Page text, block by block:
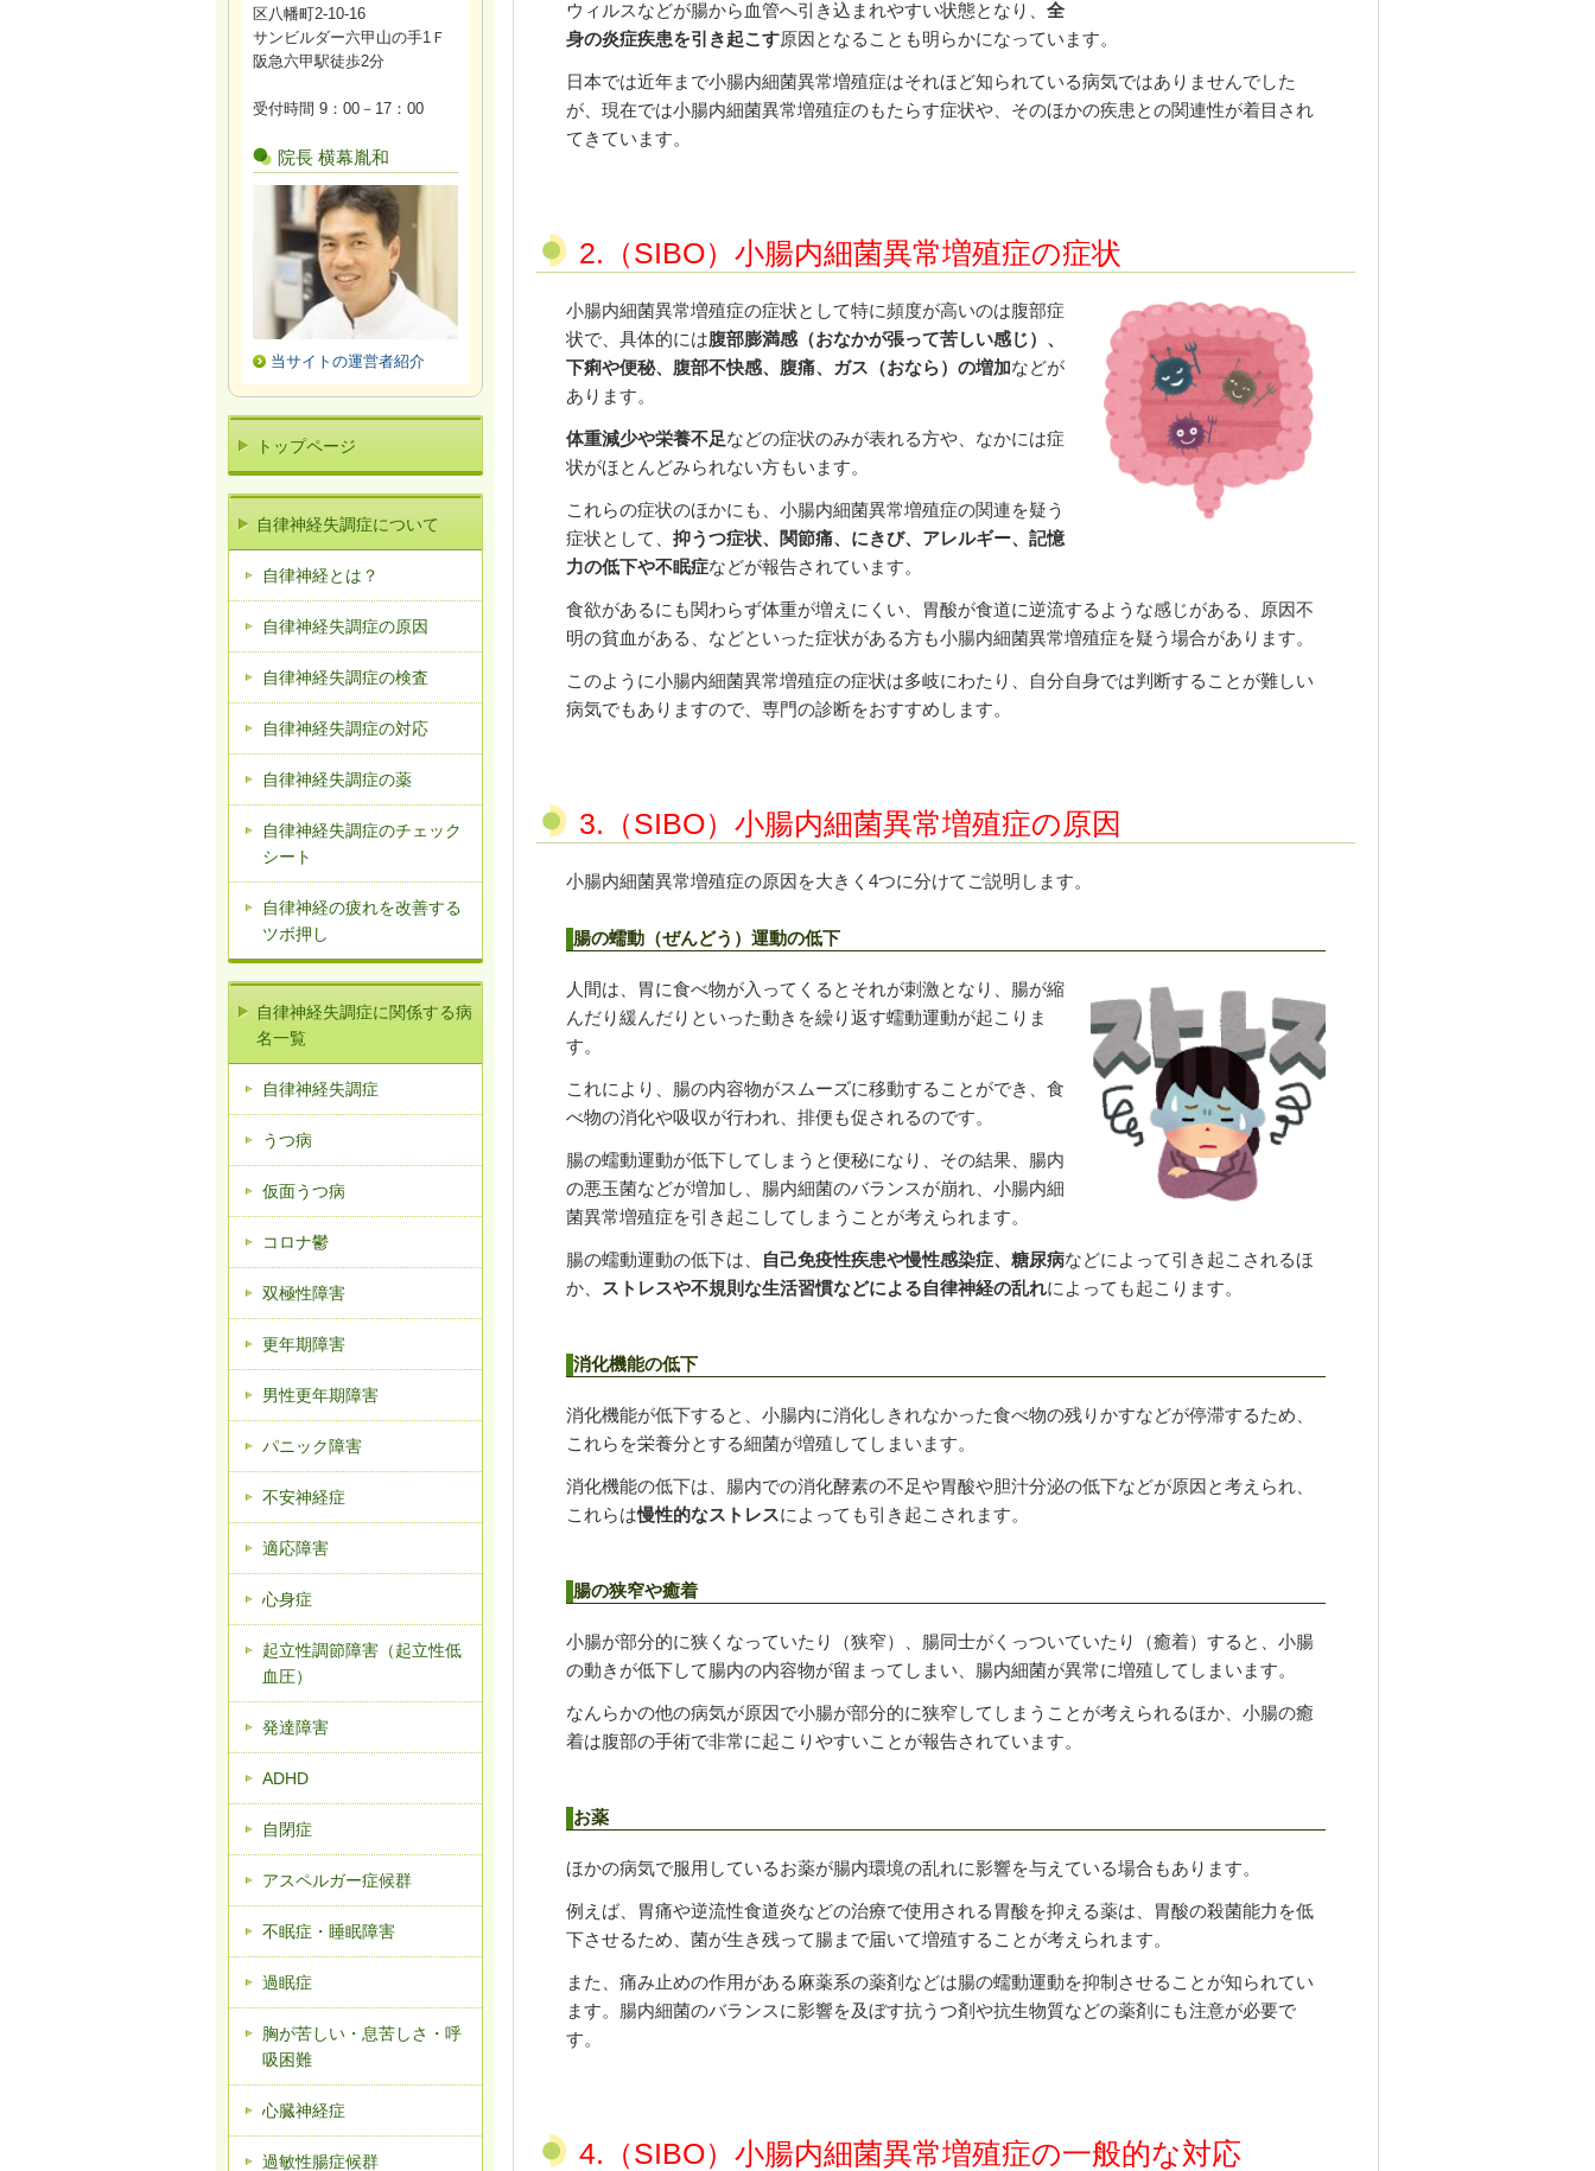
ウィルスなどが腸から血管へ引き込まれやすい状態となり、 全
身の炎症疾患を引き起こす原因となることも明らかになっています。
日本では近年まで小腸内細菌異常増殖症はそれほど知られている病気ではありませんでした
が、現在では小腸内細菌異常増殖症のもたらす症状や、そのほかの疾患との関連性が着目され
てきています。
2.（SIBO） 小腸内細菌異常増殖症の症状
小腸内細菌異常増殖症の症状として特に頻度が高いのは腹部症
状で、具体的には腹部膨満感（おなかが張って苦しい感じ）、
下痢や便秘、腹部不快感、腹痛、ガス（おなら）の増加などが
あります。
体重減少や栄養不足などの症状のみが表れる方や、なかには症
状がほとんどみられない方もいます。
これらの症状のほかにも、小腸内細菌異常増殖症の関連を疑う
症状として、 抑うつ症状、関節痛、にきび、アレルギー、記憶
力の低下や不眠症などが報告されています。
食欲があるにも関わらず体重が増えにくい、胃酸が食道に逆流するような感じがある、原因不
明の貧血がある、などといった症状がある方も小腸内細菌異常増殖症を疑う場合があります。
このように小腸内細菌異常増殖症の症状は多岐にわたり、自分自身では判断することが難しい
病気でもありますので、専門の診断をおすすめします。
3.（SIBO） 小腸内細菌異常増殖症の原因
小腸内細菌異常増殖症の原因を大きく 4つに分けてご説明します。
腸の蠕動（ぜんどう）運動の低下
人間は、胃に食べ物が入ってくるとそれが刺激となり、腸が縮
んだり緩んだりといった動きを繰り返す蠕動運動が起こりま
す。
これにより、腸の内容物がスムーズに移動することができ、食
べ物の消化や吸収が行われ、排便も促されるのです。
腸の蠕動運動が低下してしまうと便秘になり、その結果、腸内
の悪玉菌などが増加し、腸内細菌のバランスが崩れ、小腸内細
菌異常増殖症を引き起こしてしまうことが考えられます。
腸の蠕動運動の低下は、 自己免疫性疾患や慢性感染症、糖尿病などによって引き起こされるほ
か、
ストレスや不規則な生活習慣などによる自律神経の乱れによっても起こります。
消化機能の低下
消化機能が低下すると、小腸内に消化しきれなかった食べ物の残りかすなどが停滞するため、
これらを栄養分とする細菌が増殖してしまいます。
消化機能の低下は、腸内での消化酵素の不足や胃酸や胆汁分泌の低下などが原因と考えられ、
これらは慢性的なストレスによっても引き起こされます。
腸の狭窄や癒着
小腸が部分的に狭くなっていたり（狭窄）、腸同士がくっついていたり（癒着）すると、小腸
の動きが低下して腸内の内容物が留まってしまい、腸内細菌が異常に増殖してしまいます。
なんらかの他の病気が原因で小腸が部分的に狭窄してしまうことが考えられるほか、小腸の癒
着は腹部の手術で非常に起こりやすいことが報告されています。
お薬
ほかの病気で服用しているお薬が腸内環境の乱れに影響を与えている場合もあります。
例えば、胃痛や逆流性食道炎などの治療で使用される胃酸を抑える薬は、胃酸の殺菌能力を低
下させるため、菌が生き残って腸まで届いて増殖することが考えられます。
また、痛み止めの作用がある麻薬系の薬剤などは腸の蠕動運動を抑制させることが知られてい
ます。腸内細菌のバランスに影響を及ぼす抗うつ剤や抗生物質などの薬剤にも注意が必要で
す。
4.（SIBO） 小腸内細菌異常増殖症の一般的な対応
区八幡町2-10-16
サンビルダー六甲山の手1Ｆ
阪急六甲駅徒歩2分
受付時間 9：00－17：00
院長 横幕胤和
当サイトの運営者紹介
トップページ
自律神経失調症について
自律神経とは？
自律神経失調症の原因
自律神経失調症の検査
自律神経失調症の対応
自律神経失調症の薬
自律神経失調症のチェック
シート
自律神経の疲れを改善する
ツボ押し
自律神経失調症に関係する病
名一覧
自律神経失調症
うつ病
仮面うつ病
コロナ鬱
双極性障害
更年期障害
男性更年期障害
パニック障害
不安神経症
適応障害
心身症
起立性調節障害（起立性低
血圧）
発達障害
ADHD
自閉症
アスペルガー症候群
不眠症・睡眠障害
過眠症
胸が苦しい・息苦しさ・呼
吸困難
心臓神経症
過敏性腸症候群